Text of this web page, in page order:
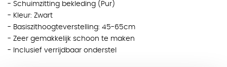
- Schuimzitting bekleding (Pur)
- Kleur: Zwart
- Basiszithoogteverstelling: 45-65cm
- Zeer gemakkelijk schoon te maken
- Inclusief verrijdbaar onderstel